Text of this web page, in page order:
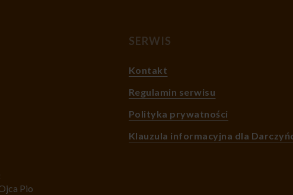
SERWIS
Kontakt
Regulamin serwisu
Polityka prywatności
Klauzula informacyjna dla
Pio